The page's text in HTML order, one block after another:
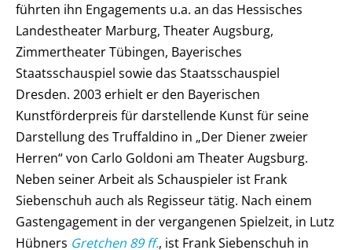
führten ihn Engagements u.a. an das Hessisches
Landestheater Marburg, Theater Augsburg,
Zimmertheater Tübingen, Bayerisches
Staatsschauspiel sowie das Staatsschauspiel
Dresden. 2003 erhielt er den Bayerischen
Kunstförderpreis für darstellende Kunst für seine
Darstellung des Truffaldino in „Der Diener zweier
Herren“ von Carlo Goldoni am Theater Augsburg.
Neben seiner Arbeit als Schauspieler ist Frank
Siebenschuh auch als Regisseur tätig. Nach einem
Gastengagement in der vergangenen Spielzeit, in Lutz
Hübners Gretchen 89 ff., ist Frank Siebenschuh in